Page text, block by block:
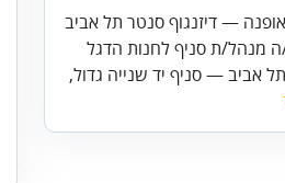
— דיזנגוף סנטר תל אביב
מנהל/ת סניף לחנות הדגל
אביב — סניף יד שנייה גדול,